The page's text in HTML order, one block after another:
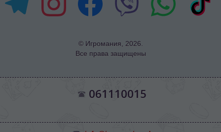
© Игромания, 2026.
Все права защищены
061110015